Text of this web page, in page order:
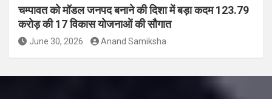
चम्पावत को मॉडल जनपद बनाने की दिशा में बड़ा कदम 123.79
करोड़ की 17 विकास योजनाओं की सौगात
June 30, 2026 Anand Samiksha